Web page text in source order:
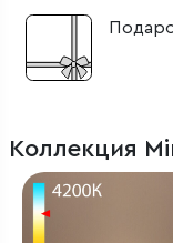
Коллекция